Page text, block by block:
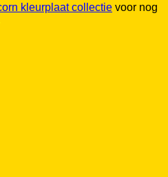
kleurplaat collectie voor nog